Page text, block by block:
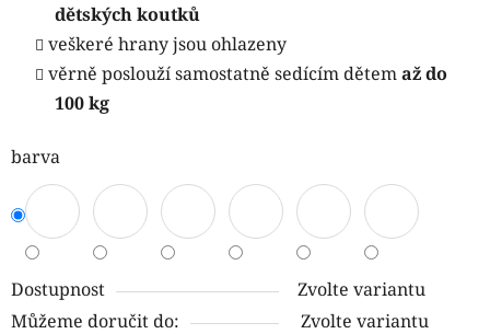
dětských koutků
veškeré hrany jsou ohlazeny
věrně poslouží samostatně sedícím dětemaž do
100 kg
barva
Dostupnost
Zvolte variantu
Můžeme doručit do:
Zvolte variantu